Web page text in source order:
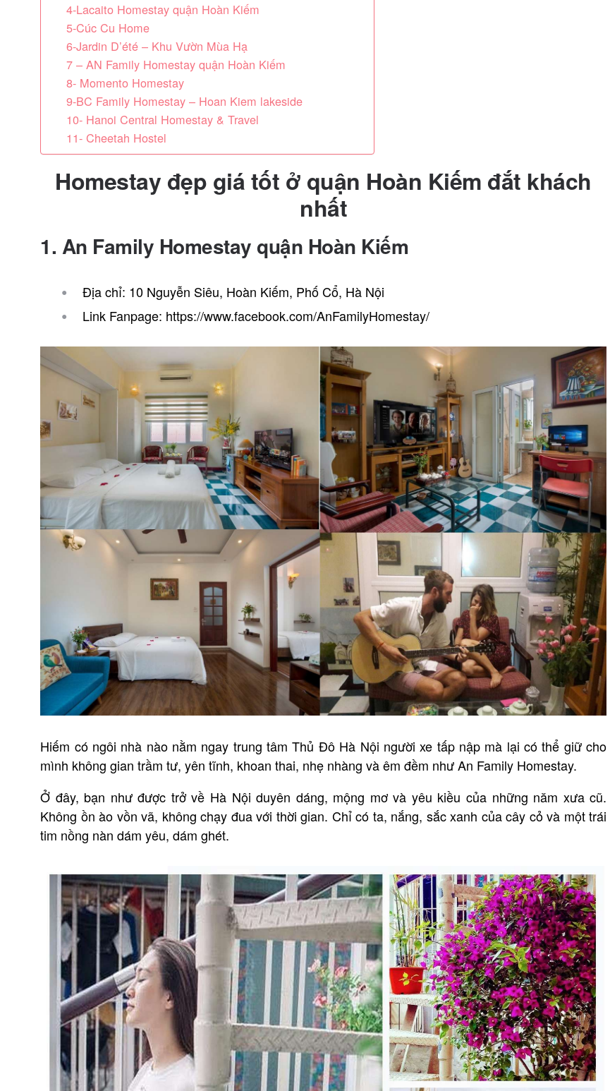
4-Lacaito Homestay quận Hoàn Kiếm
5-Cúc Cu Home
6-Jardin D’été – Khu Vườn Mùa Hạ
7 – AN Family Homestay quận Hoàn Kiếm
8- Momento Homestay
9-BC Family Homestay – Hoan Kiem lakeside
10- Hanoi Central Homestay & Travel
11- Cheetah Hostel
Homestay đẹp giá tốt ở quận Hoàn Kiếm đắt khách
nhất
1. An Family Homestay quận Hoàn Kiếm
Địa chỉ: 10 Nguyễn Siêu, Hoàn Kiếm, Phố Cổ, Hà Nội
Link Fanpage: https://www.facebook.com/AnFamilyHomestay/
Hiếm có ngôi nhà nào nằm ngay trung tâm Thủ Đô Hà Nội người xe tấp nập mà lại có thể giữ cho
mình không gian trầm tư, yên tĩnh, khoan thai, nhẹ nhàng và êm đềm như An Family Homestay.
Ở đây, bạn như được trở về Hà Nội duyên dáng, mộng mơ và yêu kiều của những năm xưa cũ.
Không ồn ào vồn vã, không chạy đua với thời gian. Chỉ có ta, nắng, sắc xanh của cây cỏ và một trái
tim nồng nàn dám yêu, dám ghét.